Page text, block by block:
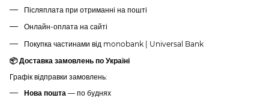
Післяплата при отриманні на пошті
Онлайн-оплата на сайті
Покупка частинами від monobank | Universal Bank
📦 Доставка замовлень по Україні
Графік відправки замовлень:
Нова пошта — по буднях